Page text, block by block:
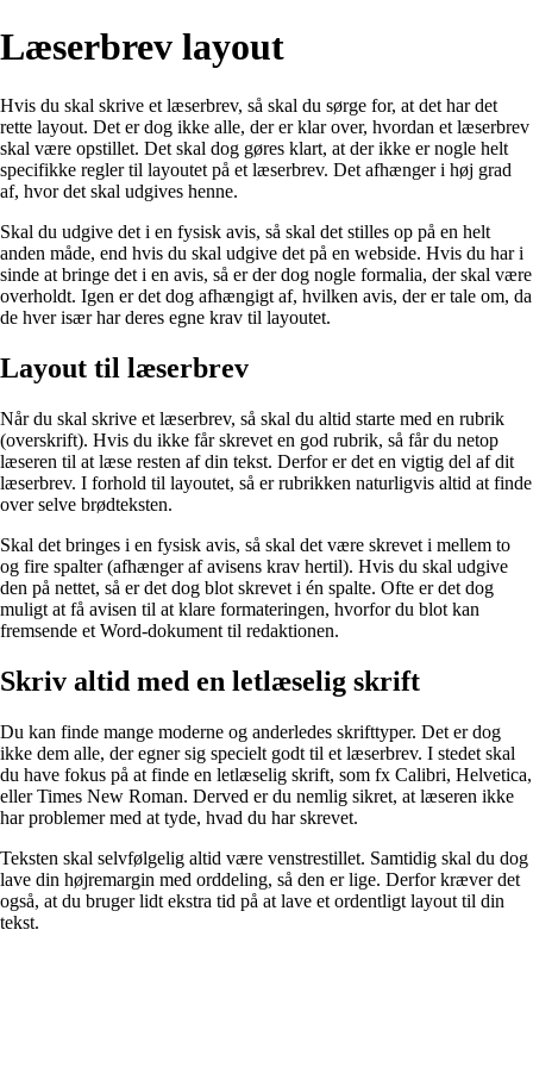
Læserbrev layout
Hvis du skal skrive et læserbrev, så skal du sørge for, at det har det
rette layout. Det er dog ikke alle, der er klar over, hvordan et læserbrev
skal være opstillet. Det skal dog gøres klart, at der ikke er nogle helt
specifikke regler til layoutet på et læserbrev. Det afhænger i høj grad
af, hvor det skal udgives henne.
Skal du udgive det i en fysisk avis, så skal det stilles op på en helt
anden måde, end hvis du skal udgive det på en webside. Hvis du har i
sinde at bringe det i en avis, så er der dog nogle formalia, der skal være
overholdt. Igen er det dog afhængigt af, hvilken avis, der er tale om, da
de hver især har deres egne krav til layoutet.
Layout til læserbrev
Når du skal skrive et læserbrev, så skal du altid starte med en rubrik
(overskrift). Hvis du ikke får skrevet en god rubrik, så får du netop
læseren til at læse resten af din tekst. Derfor er det en vigtig del af dit
læserbrev. I forhold til layoutet, så er rubrikken naturligvis altid at finde
over selve brødteksten.
Skal det bringes i en fysisk avis, så skal det være skrevet i mellem to
og fire spalter (afhænger af avisens krav hertil). Hvis du skal udgive
den på nettet, så er det dog blot skrevet i én spalte. Ofte er det dog
muligt at få avisen til at klare formateringen, hvorfor du blot kan
fremsende et Word-dokument til redaktionen.
Skriv altid med en letlæselig skrift
Du kan finde mange moderne og anderledes skrifttyper. Det er dog
ikke dem alle, der egner sig specielt godt til et læserbrev. I stedet skal
du have fokus på at finde en letlæselig skrift, som fx Calibri, Helvetica,
eller Times New Roman. Derved er du nemlig sikret, at læseren ikke
har problemer med at tyde, hvad du har skrevet.
Teksten skal selvfølgelig altid være venstrestillet. Samtidig skal du dog
lave din højremargin med orddeling, så den er lige. Derfor kræver det
også, at du bruger lidt ekstra tid på at lave et ordentligt layout til din
tekst.